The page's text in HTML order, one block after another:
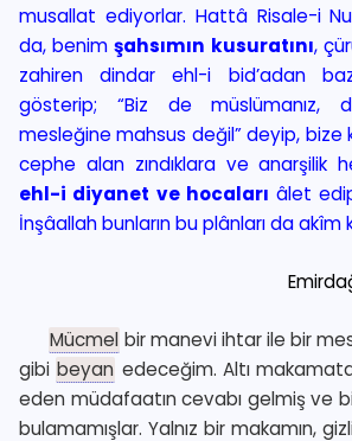
musallat ediyorlar. Hattâ Risale-i
da, benimşahsımın kusuratını,
zahiren dindar ehl-i bid’adan
gösterip; “Biz de müslümanız,
mesleğine mahsus değil” deyip, bize
cephe alan zındıklara ve anarşilik
ehl-i diyanet ve hocaları âlet
İnşâallah bunların bu plânları da akîm
Mücmel bir manevi ihtar ile bir
gibi beyan edeceğim. Altı
eden müdafaatın cevabı gelmiş ve
bulamamışlar. Yalnız bir makamın,